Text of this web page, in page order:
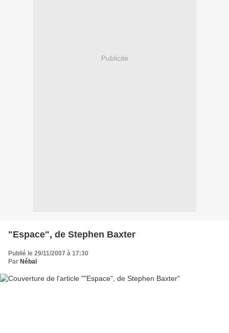
Publicité
"Espace", de Stephen Baxter
Publié le 29/11/2007 à 17:30
Par Nébal